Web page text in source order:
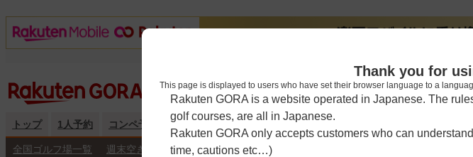
トップ 1人予約 コンペ予約 海外予約 キャンペーン
全国ゴルフ場一覧 週末空き枠検索 平日空き枠検索
Thank you for
This page is displayed to users who have set their browser language to a
Rakuten GORA is a website operated in Japanese. The
golf courses, are all in Japanese.
Rakuten GORA only accepts customers who can
time, cautions etc…)